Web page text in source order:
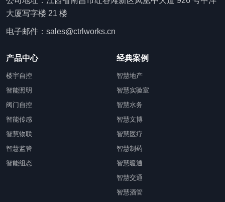
大厦写字楼 21 楼
电子邮件：sales@ctrlworks.cn
产品中心
楼宇自控
智能照明
阀门自控
智能传感
智慧物联
智慧监管
智能组态
经典案例
智慧地产
智慧实验室
智慧水务
智慧文博
智慧医疗
智慧制药
智慧暖通
智慧交通
智慧酒管